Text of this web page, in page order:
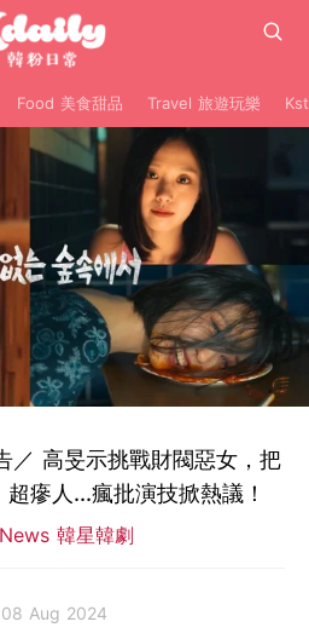
Food 美食甜品 Travel 旅遊玩樂
／ 高旻示挑戰財閥惡女，把
瘮人...瘋批演技掀熱議！
韓星韓劇
Aug 2024